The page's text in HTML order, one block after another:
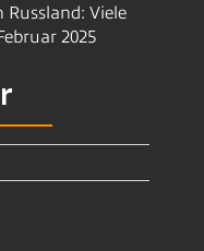
Russland: Viele
2025